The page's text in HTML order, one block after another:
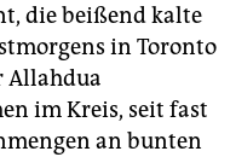
die beißend kalte
in Toronto
Allahdua
im Kreis, seit fast
an bunten